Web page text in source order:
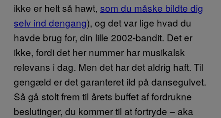
ikke er helt så hawt, som du måske bildte dig
selv ind dengang), og det var lige hvad du
havde brug for, din lille 2002-bandit. Det er
ikke, fordi det her nummer har musikalsk
relevans i dag. Men det har det aldrig haft. Til
gengæld er det garanteret ild på dansegulvet.
Så gå stolt frem til årets buffet af fordrukne
beslutinger, du kommer til at fortryde – aka